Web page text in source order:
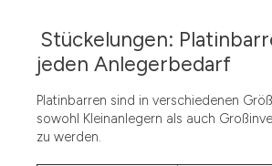
Stückelungen:
jeden Anlegerbedarf
Platinbarren sind in verschiedenen
sowohl Kleinanlegern als auch
zu werden.